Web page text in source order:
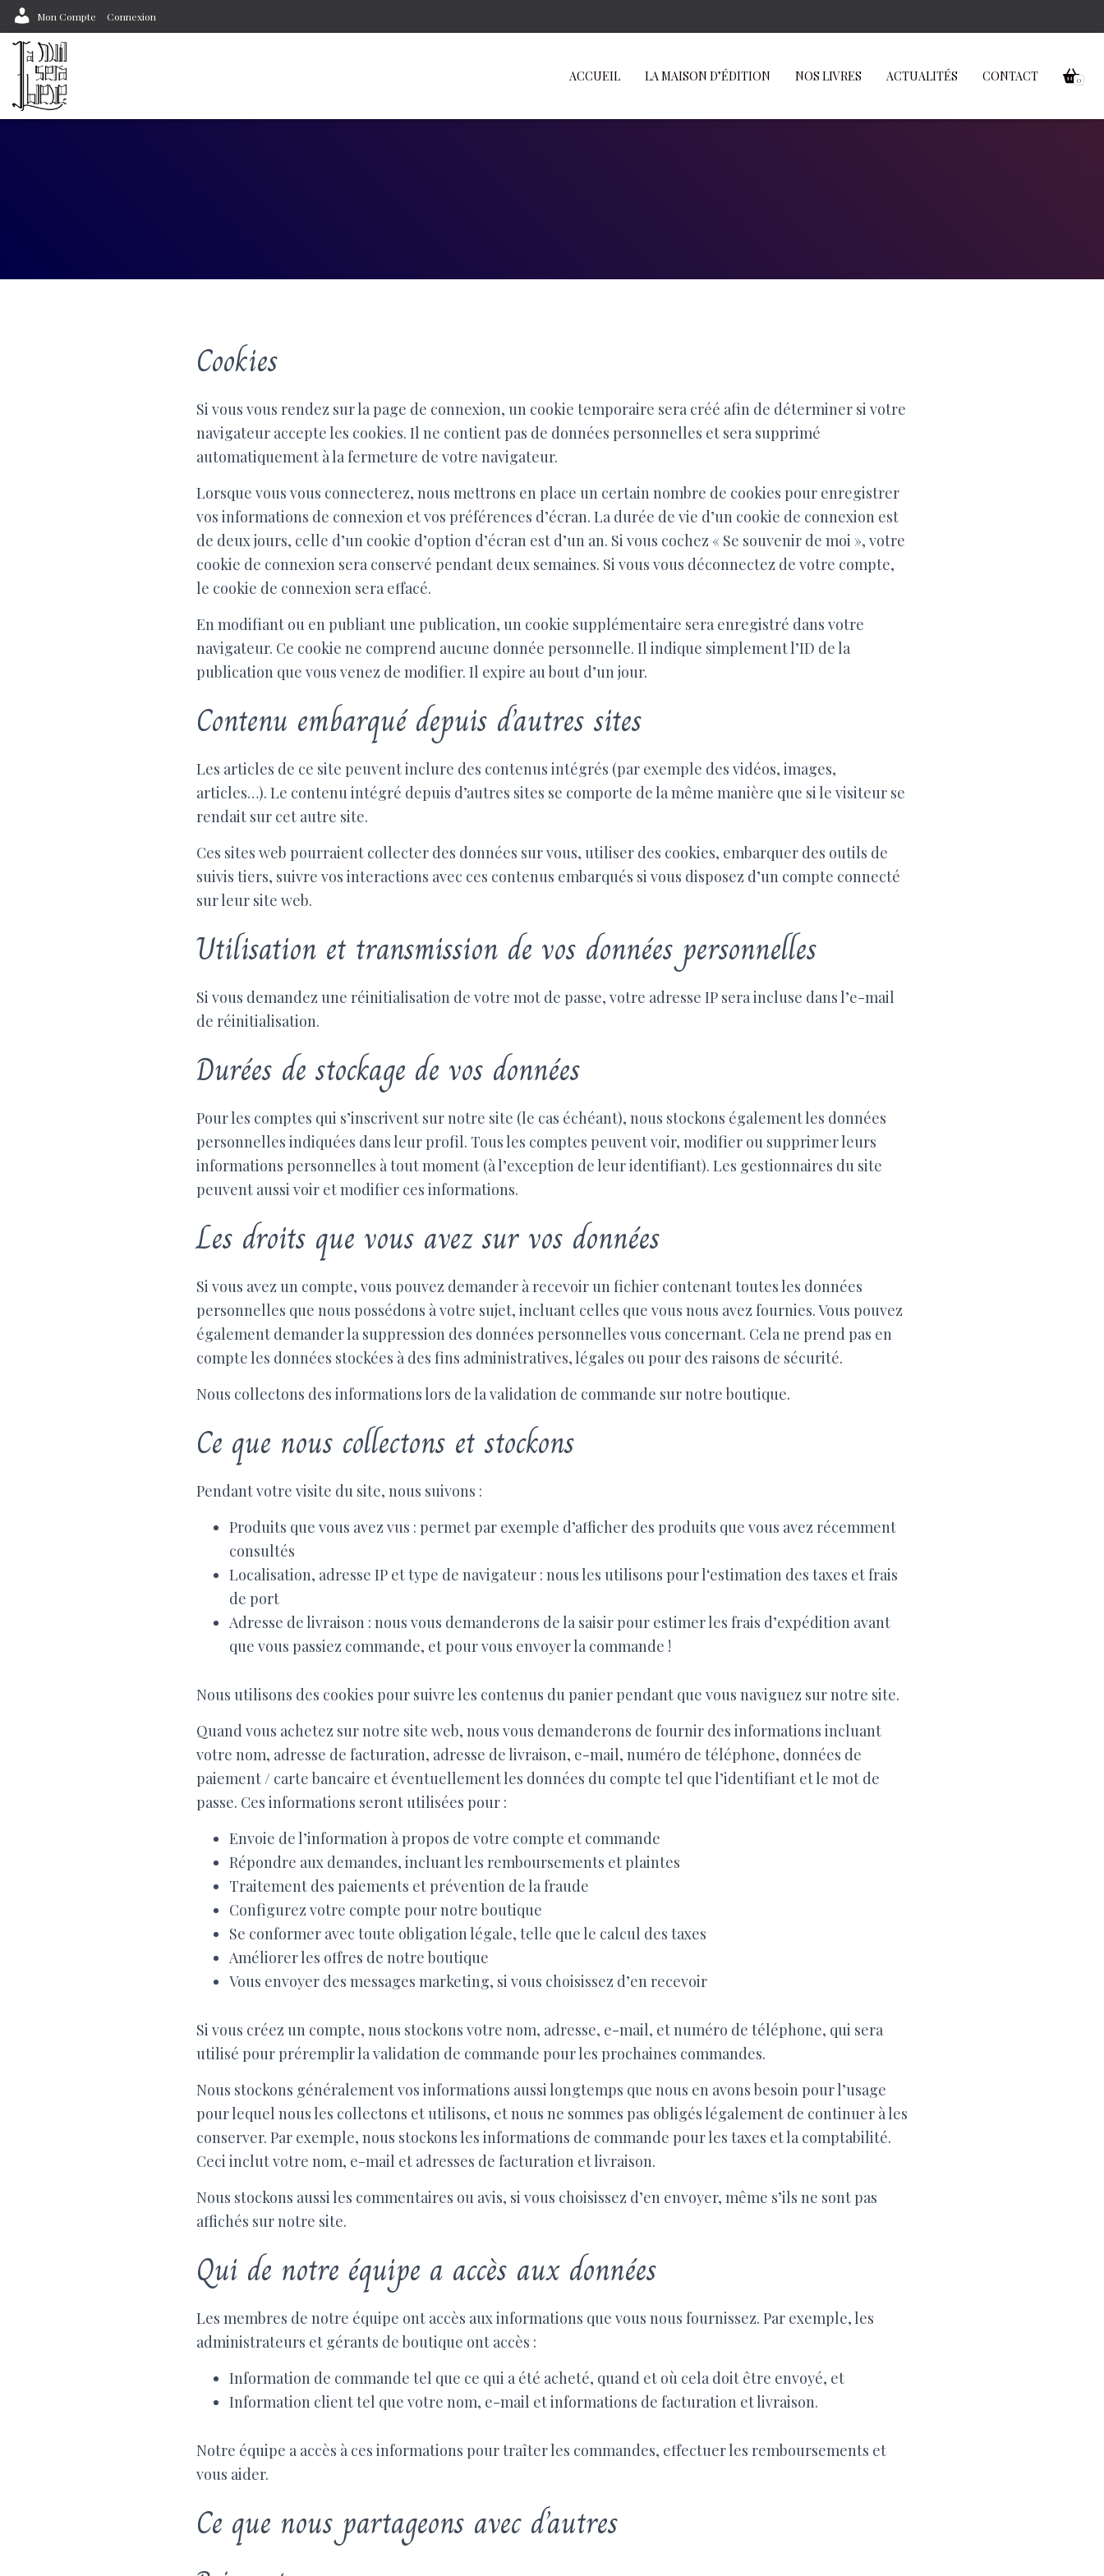
Mon Compte Connexion
ACCUEIL LA MAISON D’ÉDITION NOS LIVRES ACTUALITÉS CONTACT 0
Cookies
Si vous vous rendez sur la page de connexion, un cookie temporaire sera créé afin de déterminer si votre
navigateur accepte les cookies. Il ne contient pas de données personnelles et sera supprimé
automatiquement à la fermeture de votre navigateur.
Lorsque vous vous connecterez, nous mettrons en place un certain nombre de cookies pour enregistrer
vos informations de connexion et vos préférences d’écran. La durée de vie d’un cookie de connexion est
de deux jours, celle d’un cookie d’option d’écran est d’un an. Si vous cochez « Se souvenir de moi », votre
cookie de connexion sera conservé pendant deux semaines. Si vous vous déconnectez de votre compte,
le cookie de connexion sera effacé.
En modifiant ou en publiant une publication, un cookie supplémentaire sera enregistré dans votre
navigateur. Ce cookie ne comprend aucune donnée personnelle. Il indique simplement l’ID de la
publication que vous venez de modifier. Il expire au bout d’un jour.
Contenu embarqué depuis d’autres sites
Les articles de ce site peuvent inclure des contenus intégrés (par exemple des vidéos, images,
articles…). Le contenu intégré depuis d’autres sites se comporte de la même manière que si le visiteur se
rendait sur cet autre site.
Ces sites web pourraient collecter des données sur vous, utiliser des cookies, embarquer des outils de
suivis tiers, suivre vos interactions avec ces contenus embarqués si vous disposez d’un compte connecté
sur leur site web.
Utilisation et transmission de vos données personnelles
Si vous demandez une réinitialisation de votre mot de passe, votre adresse IP sera incluse dans l’e-mail
de réinitialisation.
Durées de stockage de vos données
Pour les comptes qui s’inscrivent sur notre site (le cas échéant), nous stockons également les données
personnelles indiquées dans leur profil. Tous les comptes peuvent voir, modifier ou supprimer leurs
informations personnelles à tout moment (à l’exception de leur identifiant). Les gestionnaires du site
peuvent aussi voir et modifier ces informations.
Les droits que vous avez sur vos données
Si vous avez un compte, vous pouvez demander à recevoir un fichier contenant toutes les données
personnelles que nous possédons à votre sujet, incluant celles que vous nous avez fournies. Vous pouvez
également demander la suppression des données personnelles vous concernant. Cela ne prend pas en
compte les données stockées à des fins administratives, légales ou pour des raisons de sécurité.
Nous collectons des informations lors de la validation de commande sur notre boutique.
Ce que nous collectons et stockons
Pendant votre visite du site, nous suivons :
Produits que vous avez vus : permet par exemple d’afficher des produits que vous avez récemment
consultés
Localisation, adresse IP et type de navigateur : nous les utilisons pour l‘estimation des taxes et frais
de port
Adresse de livraison : nous vous demanderons de la saisir pour estimer les frais d’expédition avant
que vous passiez commande, et pour vous envoyer la commande !
Nous utilisons des cookies pour suivre les contenus du panier pendant que vous naviguez sur notre site.
Quand vous achetez sur notre site web, nous vous demanderons de fournir des informations incluant
votre nom, adresse de facturation, adresse de livraison, e-mail, numéro de téléphone, données de
paiement / carte bancaire et éventuellement les données du compte tel que l’identifiant et le mot de
passe. Ces informations seront utilisées pour :
Envoie de l’information à propos de votre compte et commande
Répondre aux demandes, incluant les remboursements et plaintes
Traitement des paiements et prévention de la fraude
Configurez votre compte pour notre boutique
Se conformer avec toute obligation légale, telle que le calcul des taxes
Améliorer les offres de notre boutique
Vous envoyer des messages marketing, si vous choisissez d’en recevoir
Si vous créez un compte, nous stockons votre nom, adresse, e-mail, et numéro de téléphone, qui sera
utilisé pour préremplir la validation de commande pour les prochaines commandes.
Nous stockons généralement vos informations aussi longtemps que nous en avons besoin pour l’usage
pour lequel nous les collectons et utilisons, et nous ne sommes pas obligés légalement de continuer à les
conserver. Par exemple, nous stockons les informations de commande pour les taxes et la comptabilité.
Ceci inclut votre nom, e-mail et adresses de facturation et livraison.
Nous stockons aussi les commentaires ou avis, si vous choisissez d’en envoyer, même s’ils ne sont pas
affichés sur notre site.
Qui de notre équipe a accès aux données
Les membres de notre équipe ont accès aux informations que vous nous fournissez. Par exemple, les
administrateurs et gérants de boutique ont accès :
Information de commande tel que ce qui a été acheté, quand et où cela doit être envoyé, et
Information client tel que votre nom, e-mail et informations de facturation et livraison.
Notre équipe a accès à ces informations pour traîter les commandes, effectuer les remboursements et
vous aider.
Ce que nous partageons avec d’autres